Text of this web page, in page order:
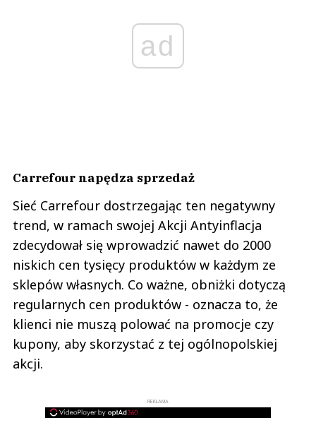
ad
Carrefour napędza sprzedaż
Sieć Carrefour dostrzegając ten negatywny
trend, w ramach swojej Akcji Antyinflacja
zdecydował się wprowadzić nawet do 2000
niskich cen tysięcy produktów w każdym ze
sklepów własnych. Co ważne, obniżki dotyczą
regularnych cen produktów - oznacza to, że
klienci nie muszą polować na promocje czy
kupony, aby skorzystać z tej ogólnopolskiej
akcji.
REKLAMA